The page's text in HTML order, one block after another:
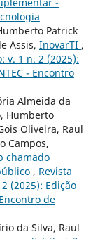
Patrick
Assis, InovarTI ,
v. 1 n. 2 (2025):
- Encontro
Almeida da
Humberto
Oliveira, Raul
Campos,
chamado
, Revista
(2025): Edição
de
da Silva, Raul